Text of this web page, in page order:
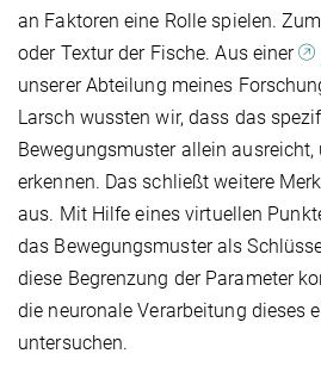
an Faktoren eine Rolle spielen.
oder Textur der Fische. Aus einer
unserer Abteilung meines
Larsch wussten wir, dass das
Bewegungsmuster allein
erkennen. Das schließt weitere
aus. Mit Hilfe eines virtuellen
das Bewegungsmuster als
diese Begrenzung der Parameter
die neuronale Verarbeitung dieses
untersuchen.